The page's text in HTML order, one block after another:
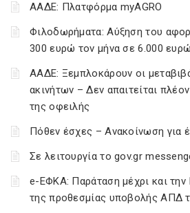
ΑΑΔΕ: Πλατφόρμα myAGRO
Φιλοδωρήματα: Αύξηση του
300 ευρώ τον μήνα σε 6.000
ΑΑΔΕ: Ξεμπλοκάρουν οι
ακινήτων – Δεν απαιτείται
της οφειλής
Πόθεν έσχες – Ανακοίνωση για
Σε λειτουργία το gov.gr
e-ΕΦΚΑ: Παράταση μέχρι και
της προθεσμίας υποβολής ΑΠΔ